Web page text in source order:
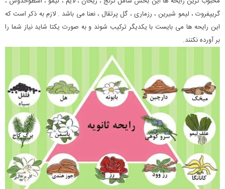
گریپفروت ، لیمو شیرین ، رزماری ، گل پرتقال ، نعنا می باشد . لازم به ذکر است که
این رایحه ها می بایست با یکدیگر ترکیب شوند و به صورت یکتا شاید نیاز شما را
بر آورده نکنند.